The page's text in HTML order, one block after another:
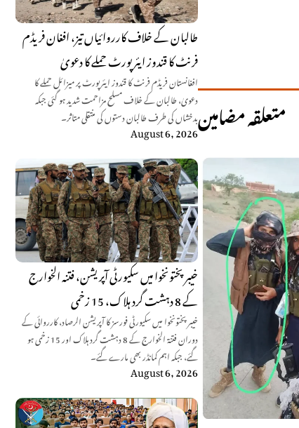
طالبان کے خلاف کارروائیاں تیز، افغان فریڈم
فرنٹ کا قندوز ایئرپورٹ حملے کا دعویٰ
افغانستان فریڈم فرنٹ کا قندوز ایئرپورٹ پر میزائل حملے کا
دعویٰ، طالبان کے خلاف مسلح مزاحمت شدید ہو گئی جبکہ
بدخشاں کی طرف طالبان دستوں کی منتقلی متاثر۔
August 6, 2026
خیبر پختونخوا میں سکیورٹی آپریشن، فتنہ الخوارج
کے 8 دہشت گرد ہلاک، 15 زخمی
خیبر پختونخوا میں سکیورٹی فورسز کا آپریشن الرصاد، کارروائی کے
دوران فتنۃ الخوارج کے 8 دہشت گرد ہلاک اور 15 زخمی ہو
گئے، جبکہ اہم کمانڈر بھی مارے گئے۔
August 6, 2026
متعلقہ مضامین